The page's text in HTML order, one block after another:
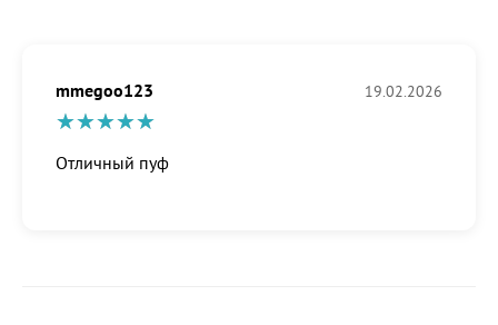
mmegoo123 19.02.2026
Отличный пуф